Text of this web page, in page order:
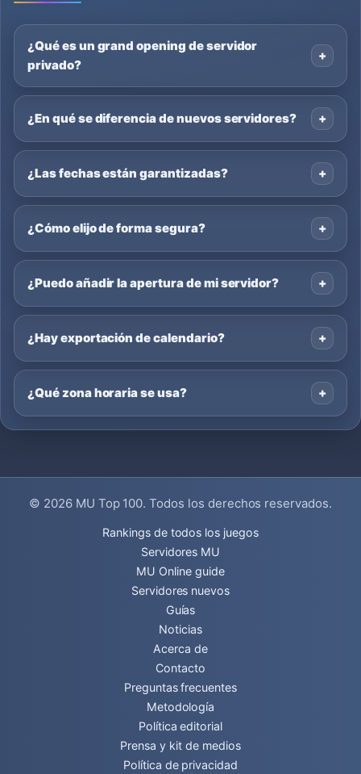
¿Qué es un grand opening de servidor
privado?
¿En qué se diferencia de nuevos servidores?
¿Las fechas están garantizadas?
¿Cómo elijo de forma segura?
¿Puedo añadir la apertura de mi servidor?
¿Hay exportación de calendario?
¿Qué zona horaria se usa?
© 2026 MU Top 100. Todos los derechos reservados.
Rankings de todos los juegos
Servidores MU
MU Online guide
Servidores nuevos
Guías
Noticias
Acerca de
Contacto
Preguntas frecuentes
Metodología
Política editorial
Prensa y kit de medios
Política de privacidad